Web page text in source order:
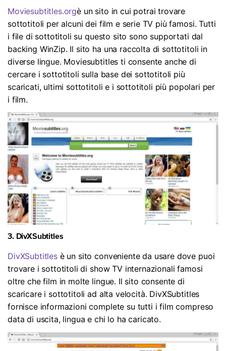
Moviesubtitles.orgè un sito in cui potrai trovare
sottotitoli per alcuni dei film e serie TV più famosi. Tutti
i file di sottotitoli su questo sito sono supportati dal
backing WinZip. Il sito ha una raccolta di sottotitoli in
diverse lingue. Moviesubtitles ti consente anche di
cercare i sottotitoli sulla base dei sottotitoli più
scaricati, ultimi sottotitoli e i sottotitoli più popolari per
i film.
3. DivXSubtitles
DivXSubtitlesè un sito conveniente da usare dove puoi
trovare i sottotitoli di show TV internazionali famosi
oltre che film in molte lingue. Il sito consente di
scaricare i sottotitoli ad alta velocità. DivXSubtitles
fornisce informazioni complete su tutti i film compreso
data di uscita, lingua e chi lo ha caricato.